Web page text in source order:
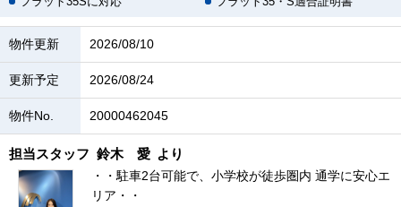
物件更新 2026/08/10
更新予定 2026/08/24
物件No. 20000462045
担当スタッフ 鈴木 愛 より
・・駐車2台可能で、小学校が徒歩圏内 通学に安心エ
リア・・